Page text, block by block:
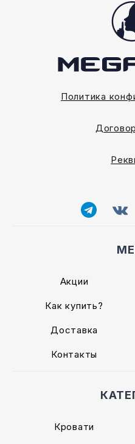
Политика
Акции
Как купить?
Доставка
Контакты
Кровати